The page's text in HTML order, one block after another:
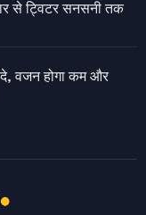
से ट्विटर सनसनी तक
वजन होगा कम और